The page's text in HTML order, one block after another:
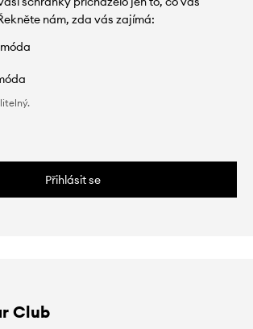
nám, zda vás zajímá:
Přihlásit se
Club